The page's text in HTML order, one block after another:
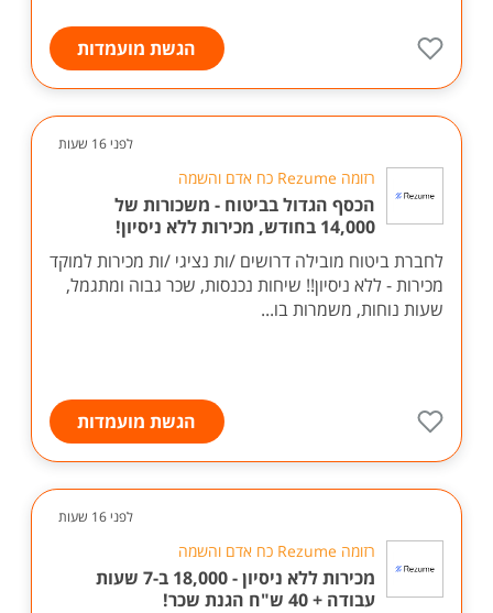
הגשת מועמדות
לפני 16 שעות
רזומה Rezume כח אדם והשמה
הכסף הגדול בביטוח - משכורות של
14,000 בחודש, מכירות ללא ניסיון!
לחברת ביטוח מובילה דרושים /ות נציגי /ות מכירות למוקד
מכירות - ללא ניסיון!! שיחות נכנסות, שכר גבוה ומתגמל,
שעות נוחות, משמרות בו...
הגשת מועמדות
לפני 16 שעות
רזומה Rezume כח אדם והשמה
מכירות ללא ניסיון - 18,000 ב-7 שעות
עבודה + 40 ש"ח הגנת שכר!